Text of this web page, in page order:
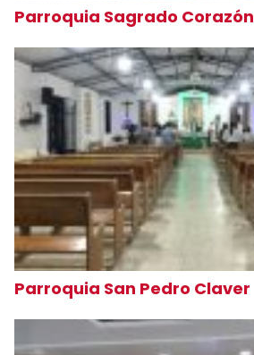
Parroquia Sagrado Corazón
Parroquia San Pedro Claver